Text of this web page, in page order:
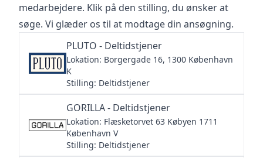
medarbejdere. Klik på den stilling, du ønsker at
søge. Vi glæder os til at modtage din ansøgning.
PLUTO - Deltidstjener
Lokation: Borgergade 16, 1300 København
K
Stilling: Deltidstjener
GORILLA - Deltidstjener
Lokation: Flæsketorvet 63 Købyen 1711
København V
Stilling: Deltidstjener